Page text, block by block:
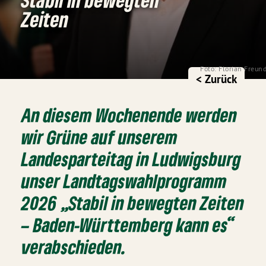
Foto: Florian
Zeiten
< Zurück
An diesem Wochenende werden
wir Grüne auf unserem
Landesparteitag in Ludwigsburg
unser Landtagswahlprogramm
2026 „Stabil in bewegten Zeiten
– Baden-Württemberg kann es“
verabschieden.